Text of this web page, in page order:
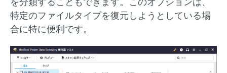
特定のファイルタイプを復元しようとしている場
合に特に便利です。